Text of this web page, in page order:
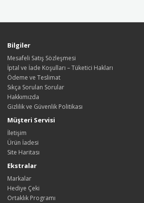
Bilgiler
Mesafeli Satış Sözleşmesi
İptal ve İade Koşulları – Tüketici Hakları
Ödeme ve Teslimat
Sıkça Sorulan Sorular
Hakkımızda
Gizlilik ve Güvenlik Politikası
Müşteri Servisi
İletişim
Ürün İadesi
Site Haritası
Ekstralar
Markalar
Hediye Çeki
Ortaklık Programı